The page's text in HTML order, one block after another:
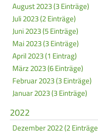
August 2023 (3 Einträge)
Juli 2023 (2 Einträge)
Juni 2023 (5 Einträge)
Mai 2023 (3 Einträge)
April 2023 (1 Eintrag)
März 2023 (6 Einträge)
Februar 2023 (3 Einträge)
Januar 2023 (3 Einträge)
2022
Dezember 2022 (2